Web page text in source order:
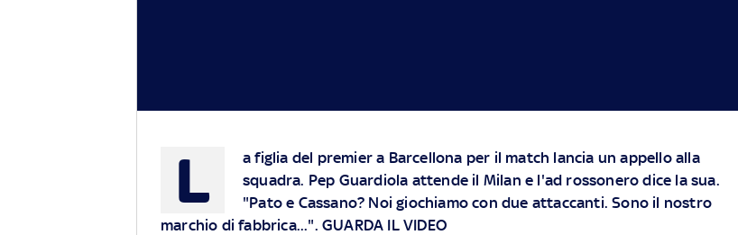
L
a figlia del premier a Barcellona per il match lancia un appello alla
squadra. Pep Guardiola attende il Milan e l'ad rossonero dice la sua.
"Pato e Cassano? Noi giochiamo con due attaccanti. Sono il nostro
marchio di fabbrica...". GUARDA IL VIDEO